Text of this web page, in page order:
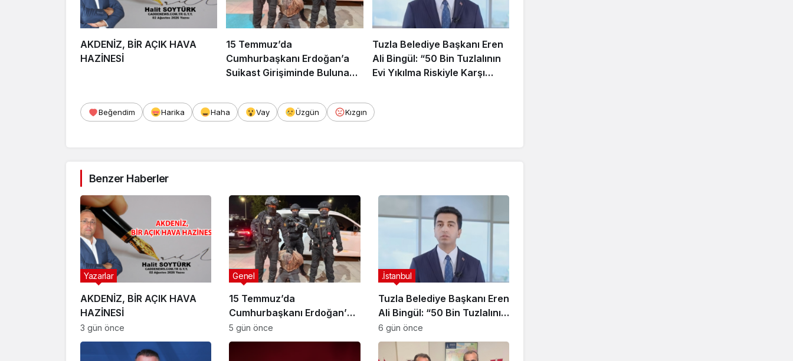
AKDENİZ, BİR AÇIK HAVA
HAZİNESİ
15 Temmuz’da
Cumhurbaşkanı Erdoğan’a
Suikast Girişiminde Bulunan
Afyonkarahisar’da Yakalandı
Tuzla Belediye Başkanı Eren
Ali Bingül: “50 Bin Tuzlalının
Evi Yıkılma Riskiyle Karşı
Beğendim Harika Haha Vay Üzgün Kızgın
Benzer Haberler
AKDENİZ, BİR AÇIK HAVA
HAZİNESİ
Yazarlar
3 gün önce
15 Temmuz’da
Cumhurbaşkanı Erdoğan’a
Suikast Girişiminde Bulunan
FETÖ Firarisi B.K.
Genel
5 gün önce
Tuzla Belediye Başkanı Eren
Ali Bingül: “50 Bin Tuzlalının
Evi Yıkılma Riskiyle Karşı
Karşıya”
.İstanbul
6 gün önce